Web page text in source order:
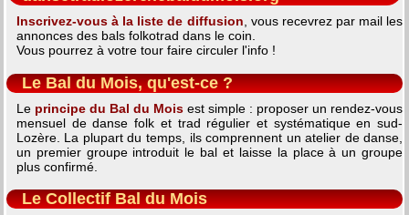
Inscrivez-vous à la liste de diffusion , vous recevrez par mail les
annonces des bals folkotrad dans le coin.
Vous pourrez à votre tour faire circuler l'info !
Le Bal du Mois, qu'est-ce ?
Le principe du Bal du Mois est simple : proposer un rendez-vous
mensuel de danse folk et trad régulier et systématique en sud-
Lozère. La plupart du temps, ils comprennent un atelier de danse,
un premier groupe introduit le bal et laisse la place à un groupe
plus confirmé.
Le Collectif Bal du Mois